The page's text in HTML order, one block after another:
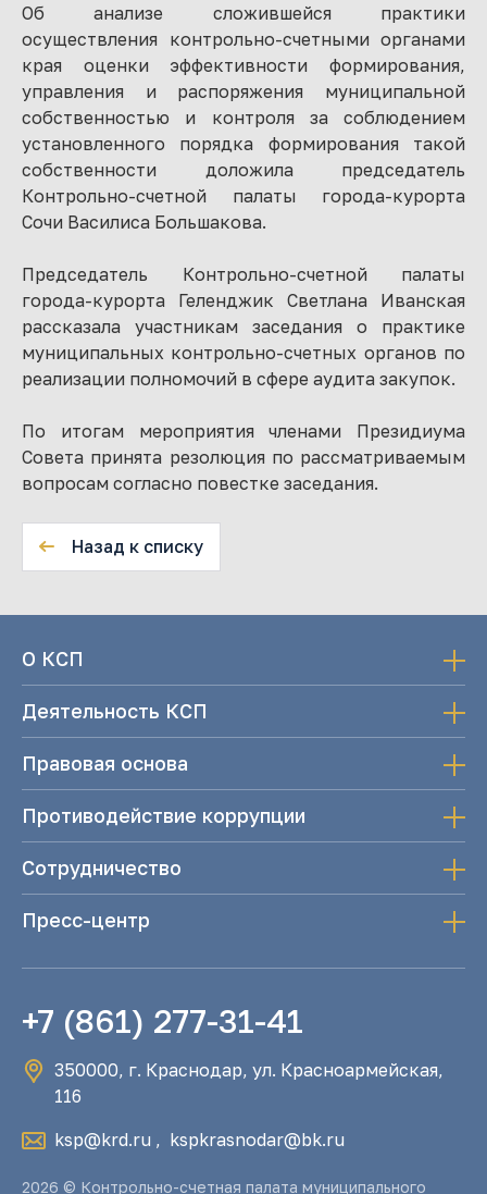
Об анализе сложившейся практики
осуществления контрольно-счетными органами
края оценки эффективности формирования,
управления и распоряжения муниципальной
собственностью и контроля за соблюдением
установленного порядка формирования такой
собственности доложила председатель
Контрольно-счетной палаты города-курорта
Сочи Василиса Большакова.
Председатель Контрольно-счетной палаты
города-курорта Геленджик Светлана Иванская
рассказала участникам заседания о практике
муниципальных контрольно-счетных органов по
реализации полномочий в сфере аудита закупок.
По итогам мероприятия членами Президиума
Совета принята резолюция по рассматриваемым
вопросам согласно повестке заседания.
Назад к списку
О КСП
Деятельность КСП
Правовая основа
Противодействие коррупции
Сотрудничество
Пресс-центр
+7 (861) 277-31-41
350000, г. Краснодар, ул. Красноармейская,
116
ksp@krd.ru , kspkrasnodar@bk.ru
2026 © Контрольно-счетная палата муниципального